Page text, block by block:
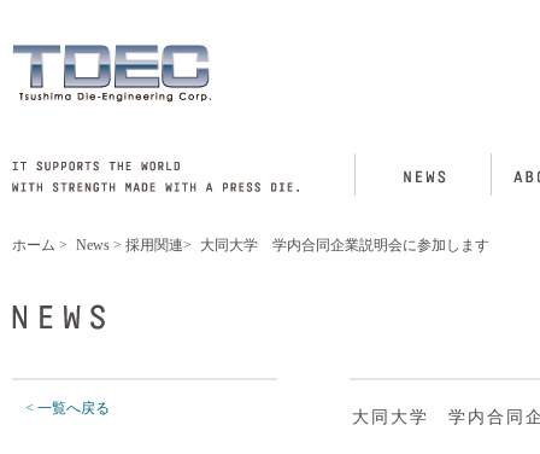
ホーム > News > 採用関連> 大同大学 学内合同企業説明会に参加します
< 一覧へ戻る 大同大学 学内合同